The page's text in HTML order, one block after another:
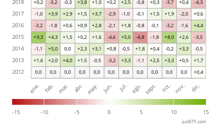
0,0 0,0 0,0 0,0 0,0 0,0 0,0 0,0 0,0 0,0 0,0 +0,4
+1,6 +2,0 +4,0 +1,5 -0,5 -3,2 +3,3 -1,1 +2,5 +3,3 +0,5 +1,7
-1,1 +5,0 0,0 +2,3 +3,1 +0,8 -0,5 +1,8 +0,4 -0,2 +3,3 -0,5
+9,3 +4,3 +1,5 +0,2 +1,6 -4,6 +5,0 -6,8 -1,8 +8,0 +2,6 -3,5
-3,2 -1,8 +0,6 +0,9 +2,8 -2,1 +1,8 -0,8 -0,1 -3,2 -1,6 +4,4
-1,0 +3,9 +2,9 +1,5 +3,7 -2,9 -1,0 -0,1 +1,5 +1,9 -2,0 +0,6
+0,2 -3,2 -0,3 +3,8 +1,0 +0,2 +2,5 -0,8 +0,3 -3,7 +0,4 -4,3
-15 -10 -5 0 5 10 15
ene. feb. mar. abr. may. jun. jul. ago. sept. oct. nov. dic.
2012
2013
2014
2015
2016
2017
2018
justETF.com